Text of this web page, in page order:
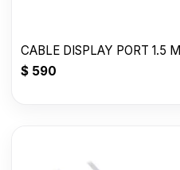
CABLE DISPLAY PORT 1.5 M
$ 590